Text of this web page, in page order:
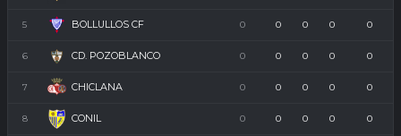
5 BOLLULLOS CF 0 0 0 0 0
6 CD. POZOBLANCO 0 0 0 0 0
7 CHICLANA 0 0 0 0 0
8 CONIL 0 0 0 0 0